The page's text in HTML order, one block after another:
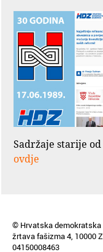
Sadržaje starije
ovdje
© Hrvatska demokratska
žrtava fašizma 4, 10000
04150008463